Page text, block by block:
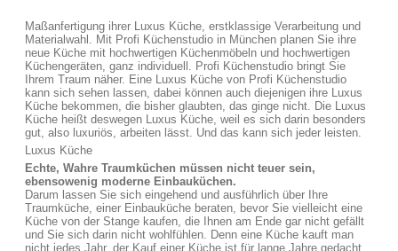
Maßanfertigung ihrer Luxus Küche, erstklassige Verarbeitung und
Materialwahl. Mit Profi Küchenstudio in München planen Sie ihre
neue Küche mit hochwertigen Küchenmöbeln und hochwertigen
Küchengeräten, ganz individuell. Profi Küchenstudio bringt Sie
Ihrem Traum näher. Eine Luxus Küche von Profi Küchenstudio
kann sich sehen lassen, dabei können auch diejenigen ihre Luxus
Küche bekommen, die bisher glaubten, das ginge nicht. Die Luxus
Küche heißt deswegen Luxus Küche, weil es sich darin besonders
gut, also luxuriös, arbeiten lässt. Und das kann sich jeder leisten.
Luxus Küche
Echte, Wahre Traumküchen müssen nicht teuer sein,
ebensowenig moderne Einbauküchen.
Darum lassen Sie sich eingehend und ausführlich über Ihre
Traumküche, einer Einbauküche beraten, bevor Sie vielleicht eine
Küche von der Stange kaufen, die Ihnen am Ende gar nicht gefällt
und Sie sich darin nicht wohlfühlen. Denn eine Küche kauft man
nicht jedes Jahr, der Kauf einer Küche ist für lange Jahre gedacht.